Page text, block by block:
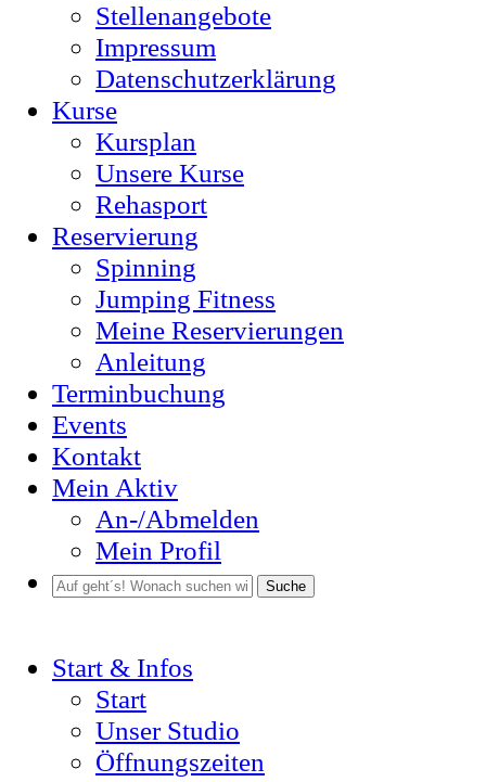
Stellenangebote
Impressum
Datenschutzerklärung
Kurse
Kursplan
Unsere Kurse
Rehasport
Reservierung
Spinning
Jumping Fitness
Meine Reservierungen
Anleitung
Terminbuchung
Events
Kontakt
Mein Aktiv
An-/Abmelden
Mein Profil
Suche
Start & Infos
Start
Unser Studio
Öffnungszeiten